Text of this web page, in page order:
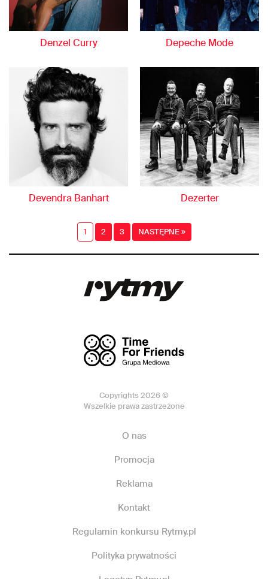
Denzel Curry Depeche Mode
Devendra Banhart Dezerter
1 2 3 NASTĘPNE »
Copyrights 2026 ©
Wszelkie prawa zastrzeżone
O nas
Promocja
Reklama
Kontakt
Regulamin konkursu Rytmy.pl
Polityka prywatności